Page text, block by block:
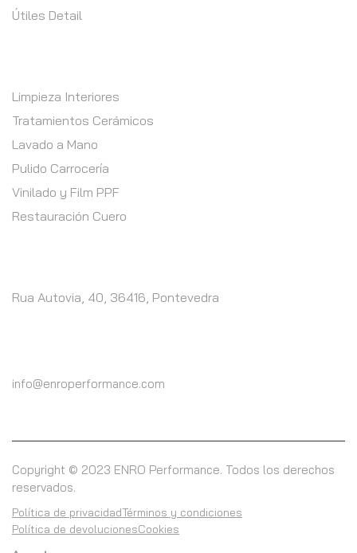
Útiles Detail
Limpieza Interiores
Tratamientos Cerámicos
Lavado a Mano
Pulido Carrocería
Vinilado y Film PPF
Restauración Cuero
Rua Autovia, 40, 36416, Pontevedra
info@enroperformance.com
Copyright © 2023 ENRO Performance. Todos los derechos
reservados.
Política de privacidadTérminos y condiciones
Política de devolucionesCookies